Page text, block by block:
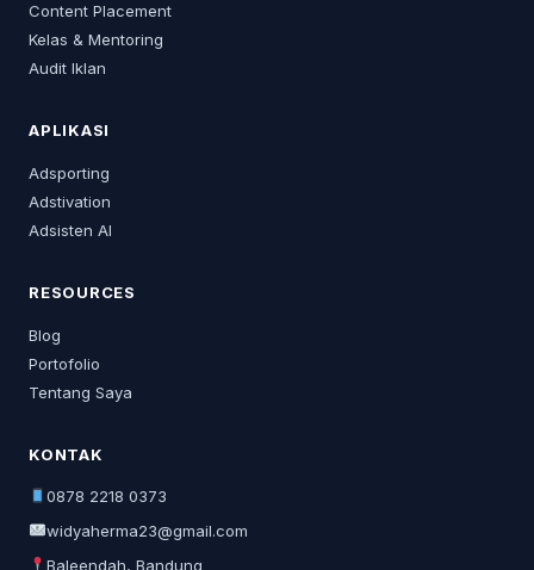
Content Placement
Kelas & Mentoring
Audit Iklan
APLIKASI
Adsporting
Adstivation
Adsisten AI
RESOURCES
Blog
Portofolio
Tentang Saya
KONTAK
0878 2218 0373
widyaherma23@gmail.com
Baleendah, Bandung